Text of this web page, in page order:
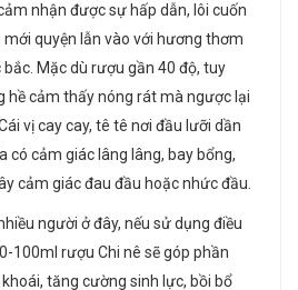
nhận được sự hấp dẫn, lôi cuốn
quyện lẫn vào với hương thơm
Mặc dù rượu gần 40 độ, tuy
hề cảm thấy nóng rát mà ngược lại
vị cay cay, tê tê nơi đầu lưỡi dần
có cảm giác lâng lâng, bay bổng,
cảm giác đau đầu hoặc nhức đầu.
người ở đây, nếu sử dụng điều
100ml rượu Chi nê sẽ góp phần
tăng cường sinh lực, bồi bổ